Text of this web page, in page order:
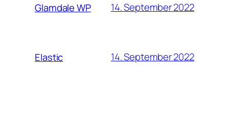
Glamdale WP 14. September 2022
Elastic 14. September 2022